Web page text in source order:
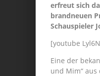
erfreut sich
brandneuen
Schauspieler
[youtube
Eine der
und Mim“